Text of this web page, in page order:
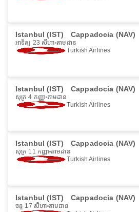
Istanbul (IST) Cappadocia (NAV)
អាទិត្យ 23 សីហា តាមដាន
Turkish Airlines
Istanbul (IST) Cappadocia (NAV)
សុក្រ 4 កញ្ញា តាមដាន
Turkish Airlines
Istanbul (IST) Cappadocia (NAV)
សុក្រ 11 កញ្ញា តាមដាន
Turkish Airlines
Istanbul (IST) Cappadocia (NAV)
ចន្ទ 17 សីហា តាមដាន